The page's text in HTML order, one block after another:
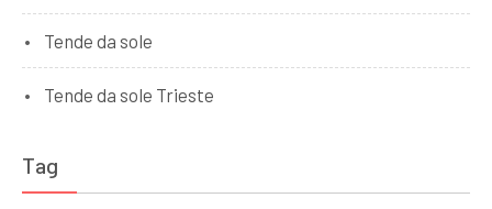
Tende da sole
Tende da sole Trieste
Tag